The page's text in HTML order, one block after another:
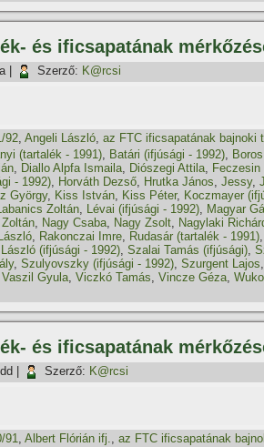
és ificsapatának
| Szerző: K@rcsi
92, Angeli László, az FTC ificsapatának bajnoki
(tartalék - 1991), Batári (ifjúsági - 1992),
, Diallo Alpfa Ismaila, Diószegi Attila, Feczesin
- 1992), Horváth Dezső, Hrutka János, Jessy,
György, Kiss István, Kiss Péter, Koczmayer
Zoltán, Lévai (ifjúsági - 1992), Magyar
, Nagy Csaba, Nagy Zsolt, Nagylaki
, Rakonczai Imre, Rudasár (tartalék - 1991),
(ifjúsági - 1992), Szalai Tamás (ifjúsági),
, Szulyovszky (ifjúsági - 1992), Szurgent Lajos,
Vaszil Gyula, Viczkó Tamás, Vincze Géza,
és ificsapatának
Szerző: K@rcsi
91, Albert Flórián ifj., az FTC ificsapatának